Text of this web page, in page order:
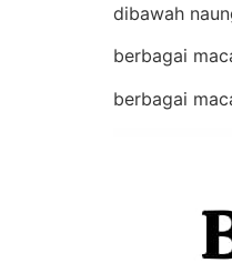
dibawah
berbagai
berbagai